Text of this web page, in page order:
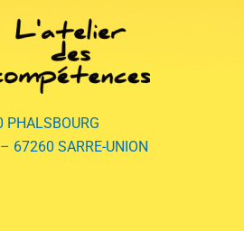
PHALSBOURG
– 67260 SARRE-UNION